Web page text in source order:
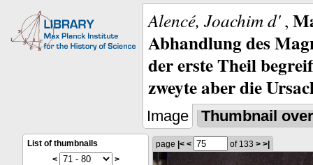
Alencé, Joachim d',
Abhandlung des
der erste Theil
zweyte aber die
Image Thumbnail
List of thumbnails
<
>
page |< < of 133 > >|